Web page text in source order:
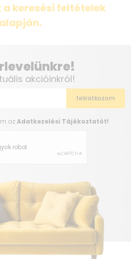
keresési feltételek
alapján.
akcióinkról!
azAdatkezelési Tájékoztatót!